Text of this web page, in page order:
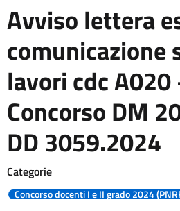
Avviso lettera
comunicazione
lavori cdc A020
Concorso DM
DD 3059.2024
Categorie
Concorso docenti I e II grado 2024